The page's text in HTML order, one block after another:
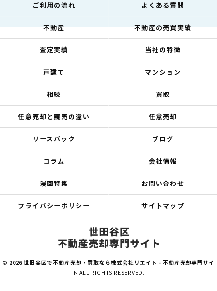
ご利用の流れ よくある質問
不動産 不動産の売買実績
査定実績 当社の特徴
戸建て マンション
相続 買取
任意売却と競売の違い 任意売却
リースバック ブログ
コラム 会社情報
漫画特集 お問い合わせ
プライバシーポリシー サイトマップ
© 2026 世田谷区で不動産売却・買取なら株式会社リエイト - 不動産売却専門サイ
ト ALL RIGHTS RESERVED.